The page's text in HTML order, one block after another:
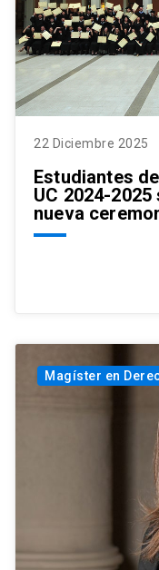
22 Diciembre 2025
Estudiantes
UC 2024-
nueva
Magíster en